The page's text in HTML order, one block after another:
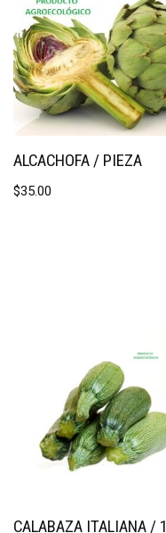
ALCACHOFA / PIEZA
$35.00
CALABAZA ITALIANA / 1